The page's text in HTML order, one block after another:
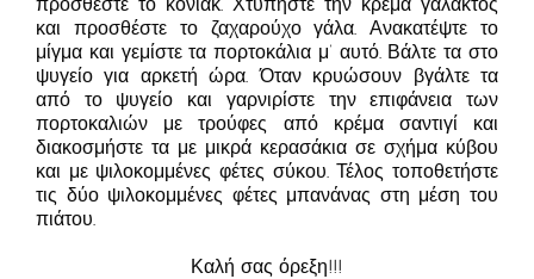
και προσθέστε το ζαχαρούχο γάλα. Ανακατέψτε το
μίγμα και γεμίστε τα πορτοκάλια μ’ αυτό. Βάλτε τα στο
ψυγείο για αρκετή ώρα. Όταν κρυώσουν βγάλτε τα
από το ψυγείο και γαρνιρίστε την επιφάνεια των
πορτοκαλιών με τρούφες από κρέμα σαντιγί και
διακοσμήστε τα με μικρά κερασάκια σε σχήμα κύβου
και με ψιλοκομμένες φέτες σύκου. Τέλος τοποθετήστε
τις δύο ψιλοκομμένες φέτες μπανάνας στη μέση του
πιάτου.
Καλή σας όρεξη!!!